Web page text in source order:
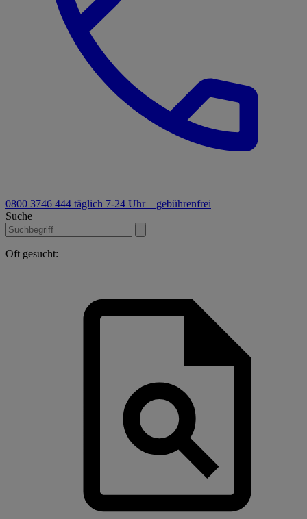
0800 3746 444 täglich 7-24 Uhr – gebührenfrei
Suche
Oft gesucht: